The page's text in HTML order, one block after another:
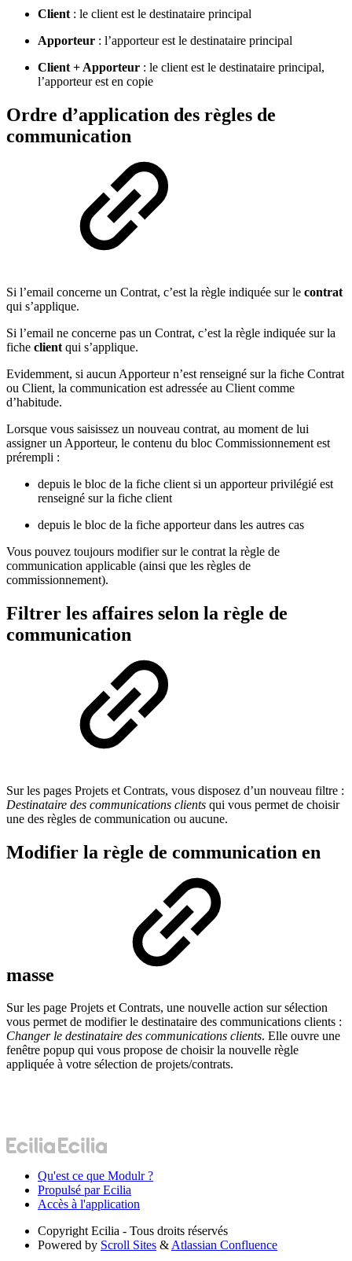
Client : le client est le destinataire principal
Apporteur : l’apporteur est le destinataire principal
Client + Apporteur : le client est le destinataire principal,
l’apporteur est en copie
Ordre d’application des règles de
communication
Si l’email concerne un Contrat, c’est la règle indiquée sur le contrat
qui s’applique.
Si l’email ne concerne pas un Contrat, c’est la règle indiquée sur la
fiche client qui s’applique.
Evidemment, si aucun Apporteur n’est renseigné sur la fiche Contrat
ou Client, la communication est adressée au Client comme
d’habitude.
Lorsque vous saisissez un nouveau contrat, au moment de lui
assigner un Apporteur, le contenu du bloc Commissionnement est
prérempli :
depuis le bloc de la fiche client si un apporteur privilégié est
renseigné sur la fiche client
depuis le bloc de la fiche apporteur dans les autres cas
Vous pouvez toujours modifier sur le contrat la règle de
communication applicable (ainsi que les règles de
commissionnement).
Filtrer les affaires selon la règle de
communication
Sur les pages Projets et Contrats, vous disposez d’un nouveau filtre :
Destinataire des communications clients qui vous permet de choisir
une des règles de communication ou aucune.
Modifier la règle de communication en
masse
Sur les page Projets et Contrats, une nouvelle action sur sélection
vous permet de modifier le destinataire des communications clients :
Changer le destinataire des communications clients. Elle ouvre une
fenêtre popup qui vous propose de choisir la nouvelle règle
appliquée à votre sélection de projets/contrats.
Qu'est ce que Modulr ?
Propulsé par Ecilia
Accès à l'application
Copyright Ecilia - Tous droits réservés
Powered by Scroll Sites &Atlassian Confluence